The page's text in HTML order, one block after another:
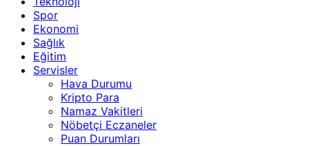
Spor
Ekonomi
Sağlık
Eğitim
Servisler
Hava Durumu
Kripto Para
Namaz Vakitleri
Nöbetçi Eczaneler
Puan Durumları